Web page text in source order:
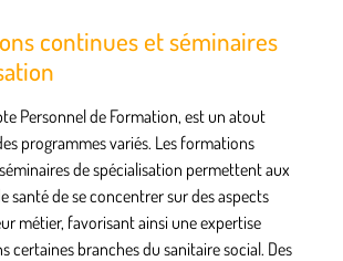
continues et séminaires
Personnel de Formation, est un atout
programmes variés. Les formations
de spécialisation permettent aux
santéde se concentrer sur des aspects
métier, favorisant ainsi une expertise
certaines branches du sanitaire social. Des